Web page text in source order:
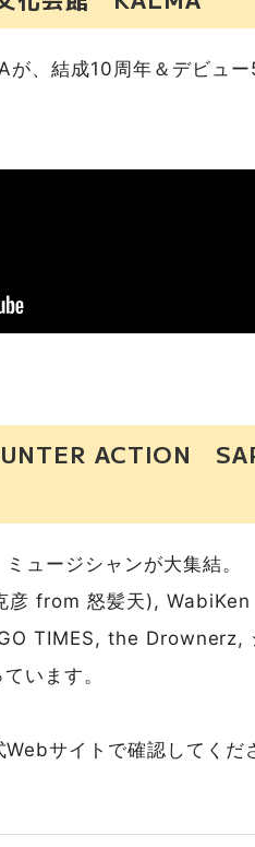
、結成10周年＆デビュ
ACTION
ュージシャンが大集結。
彦 from 怒髪天),
TIMES, the Drownerz,
います。
サイトで確認してくだ